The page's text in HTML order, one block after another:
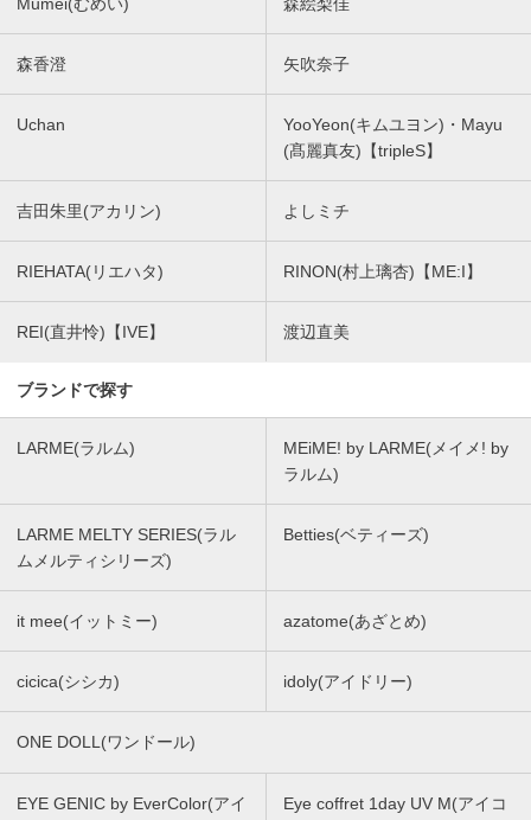
森香澄 矢吹奈子
Uchan
YooYeon(キムユヨン)・Mayu
(髙麗真友)【tripleS】
吉田朱里(アカリン) よしミチ
RIEHATA(リエハタ) RINON(村上璃杏)【ME:I】
REI(直井怜)【IVE】 渡辺直美
ブランドで探す
LARME(ラルム)
MEiME! by LARME(メイメ! by
ラルム)
LARME MELTY SERIES(ラル
ムメルティシリーズ)
Betties(ベティーズ)
it mee(イットミー) azatome(あざとめ)
cicica(シシカ) idoly(アイドリー)
ONE DOLL(ワンドール)
EYE GENIC by EverColor(アイ Eye coffret 1day UV M(アイコ